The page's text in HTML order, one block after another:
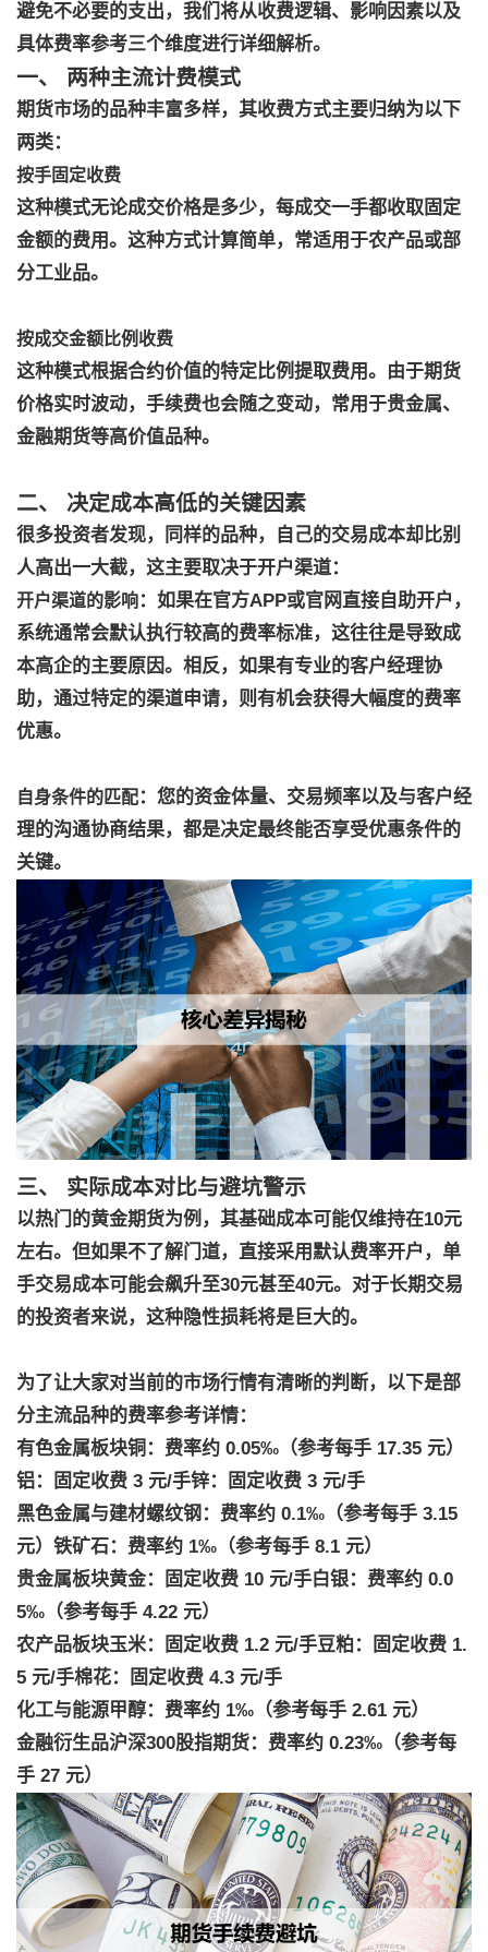
避免不必要的支出，我们将从收费逻辑、影响因素以及
具体费率参考三个维度进行详细解析。
一、 两种主流计费模式
期货市场的品种丰富多样，其收费方式主要归纳为以下
两类：
按手固定收费
这种模式无论成交价格是多少，每成交一手都收取固定
金额的费用。这种方式计算简单，常适用于农产品或部
分工业品。
按成交金额比例收费
这种模式根据合约价值的特定比例提取费用。由于期货
价格实时波动，手续费也会随之变动，常用于贵金属、
金融期货等高价值品种。
二、 决定成本高低的关键因素
很多投资者发现，同样的品种，自己的交易成本却比别
人高出一大截，这主要取决于开户渠道：
开户渠道的影响：如果在官方APP或官网直接自助开户，
系统通常会默认执行较高的费率标准，这往往是导致成
本高企的主要原因。相反，如果有专业的客户经理协
助，通过特定的渠道申请，则有机会获得大幅度的费率
优惠。
自身条件的匹配：您的资金体量、交易频率以及与客户经
理的沟通协商结果，都是决定最终能否享受优惠条件的
关键。
三、 实际成本对比与避坑警示
以热门的黄金期货为例，其基础成本可能仅维持在10元
左右。但如果不了解门道，直接采用默认费率开户，单
手交易成本可能会飙升至30元甚至40元。对于长期交易
的投资者来说，这种隐性损耗将是巨大的。
为了让大家对当前的市场行情有清晰的判断，以下是部
分主流品种的费率参考详情：
有色金属板块铜：费率约 0.05‰（参考每手 17.35 元）
铝：固定收费 3 元/手锌：固定收费 3 元/手
黑色金属与建材螺纹钢：费率约 0.1‰（参考每手 3.15
元）铁矿石：费率约 1‰（参考每手 8.1 元）
贵金属板块黄金：固定收费 10 元/手白银：费率约 0.0
5‰（参考每手 4.22 元）
农产品板块玉米：固定收费 1.2 元/手豆粕：固定收费 1.
5 元/手棉花：固定收费 4.3 元/手
化工与能源甲醇：费率约 1‰（参考每手 2.61 元）
金融衍生品沪深300股指期货：费率约 0.23‰（参考每
手 27 元）